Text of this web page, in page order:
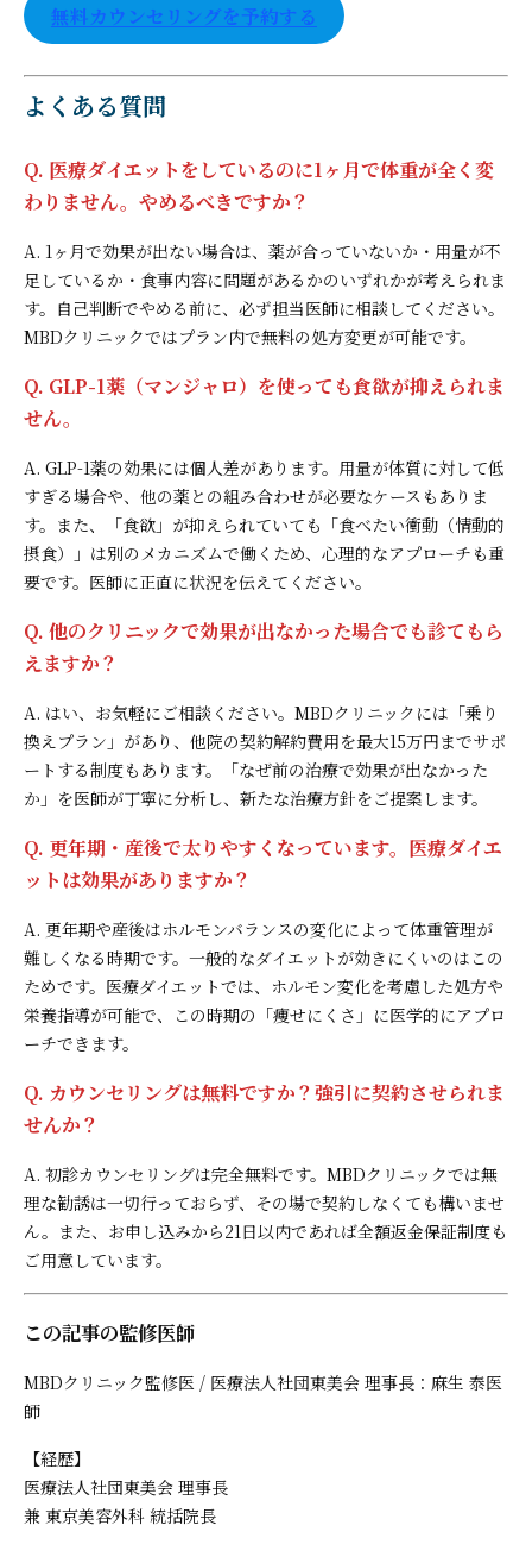
無料カウンセリングを予約する
よくある質問
Q. 医療ダイエットをしているのに1ヶ月で体重が全く変
わりません。やめるべきですか？
A. 1ヶ月で効果が出ない場合は、薬が合っていないか・用量が不
足しているか・食事内容に問題があるかのいずれかが考えられま
す。自己判断でやめる前に、必ず担当医師に相談してください。
MBDクリニックではプラン内で無料の処方変更が可能です。
Q. GLP-1薬（マンジャロ）を使っても食欲が抑えられま
せん。
A. GLP-1薬の効果には個人差があります。用量が体質に対して低
すぎる場合や、他の薬との組み合わせが必要なケースもありま
す。また、「食欲」が抑えられていても「食べたい衝動（情動的
摂食）」は別のメカニズムで働くため、心理的なアプローチも重
要です。医師に正直に状況を伝えてください。
Q. 他のクリニックで効果が出なかった場合でも診てもら
えますか？
A. はい、お気軽にご相談ください。MBDクリニックには「乗り
換えプラン」があり、他院の契約解約費用を最大15万円までサポ
ートする制度もあります。「なぜ前の治療で効果が出なかった
か」を医師が丁寧に分析し、新たな治療方針をご提案します。
Q. 更年期・産後で太りやすくなっています。医療ダイエ
ットは効果がありますか？
A. 更年期や産後はホルモンバランスの変化によって体重管理が
難しくなる時期です。一般的なダイエットが効きにくいのはこの
ためです。医療ダイエットでは、ホルモン変化を考慮した処方や
栄養指導が可能で、この時期の「痩せにくさ」に医学的にアプロ
ーチできます。
Q. カウンセリングは無料ですか？強引に契約させられま
せんか？
A. 初診カウンセリングは完全無料です。MBDクリニックでは無
理な勧誘は一切行っておらず、その場で契約しなくても構いませ
ん。また、お申し込みから21日以内であれば全額返金保証制度も
ご用意しています。
この記事の監修医師
MBDクリニック監修医 / 医療法人社団東美会 理事長：麻生 泰医
師
【経歴】
医療法人社団東美会 理事長
兼 東京美容外科 統括院長